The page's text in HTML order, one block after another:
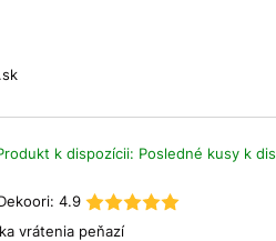
k dispozícii: Posledné kusy k
4.9
vrátenia peňazí